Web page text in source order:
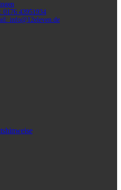
0176 43951934
info@12eleven.de